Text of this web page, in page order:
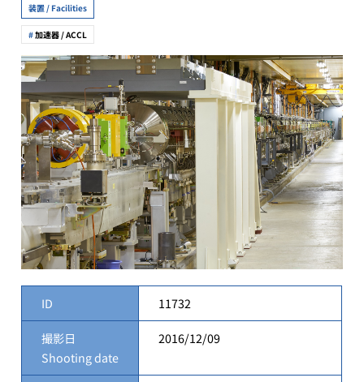
装置 / Facilities
加速器 / ACCL
ID 11732
撮影日
Shooting date
2016/12/09